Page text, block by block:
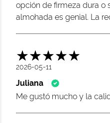
opción de firmeza dura o
almohada es genial. La
2026-05-11
Juliana
Me gustó mucho y la